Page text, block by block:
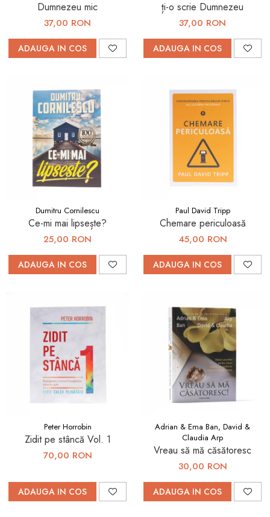
Dumnezeu mic
37,00 RON
ADAUGA IN COS
ți-o scrie Dumnezeu
37,00 RON
ADAUGA IN COS
Dumitru Cornilescu
Ce-mi mai lipsește?
25,00 RON
ADAUGA IN COS
Paul David Tripp
Chemare periculoasă
45,00 RON
ADAUGA IN COS
Peter Horrobin
Zidit pe stâncă Vol. 1
70,00 RON
ADAUGA IN COS
Adrian & Ema Ban, David &
Claudia Arp
Vreau să mă căsătoresc
30,00 RON
ADAUGA IN COS